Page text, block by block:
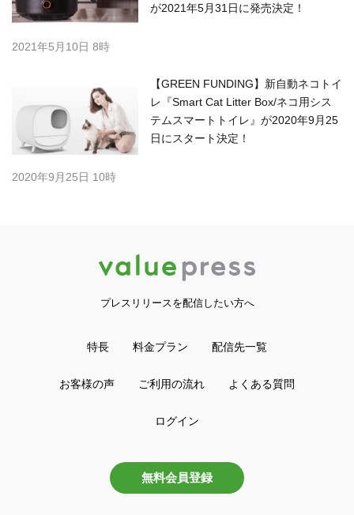
が2021年5月31日に発売決定！
2021年5月10日 8時
【GREEN FUNDING】新自動ネコトイ
レ『Smart Cat Litter Box/ネコ用シス
テムスマートトイレ』が2020年9月25
日にスタート決定！
2020年9月25日 10時
プレスリリースを配信したい方へ
特長 料金プラン 配信先一覧
お客様の声 ご利用の流れ よくある質問
ログイン
無料会員登録